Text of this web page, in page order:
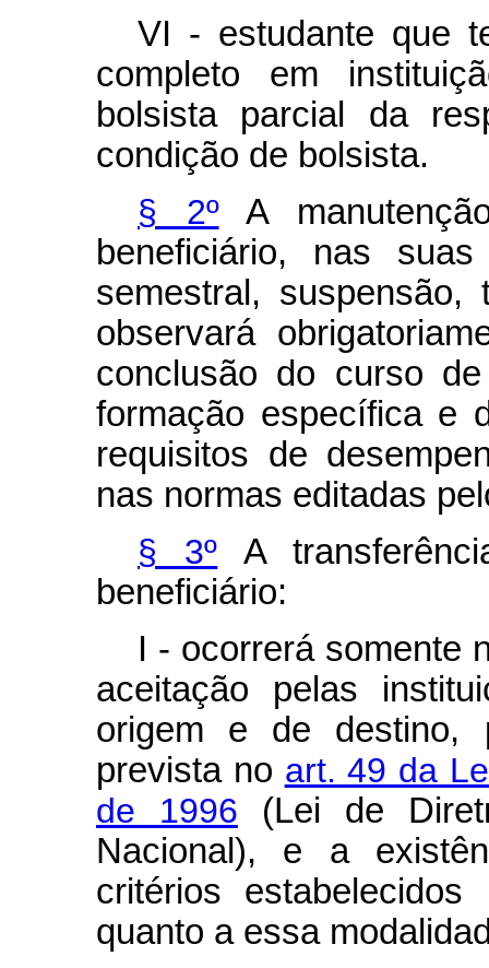
VI - estudante que
completo em
bolsista parcial da
condição de bolsista.
§ 2ºA
beneficiário, nas
semestral, suspensão,
observará
conclusão do curso
formação específica e
requisitos de
nas normas editadas
§ 3º A
beneficiário:
I - ocorrerá somente
aceitação pelas
origem e de destino,
prevista no art. 49 da
de 1996 (Lei de
Nacional), e a
critérios
quanto a essa